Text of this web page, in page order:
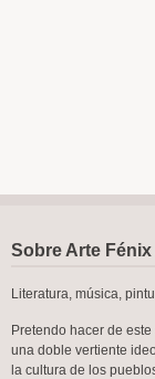
Sobre Arte Fénix
Literatura, música,
Pretendo hacer de
una doble vertiente
la cultura de los